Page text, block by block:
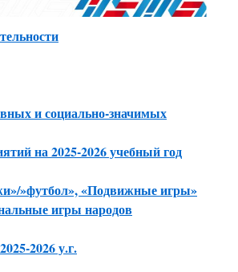
и социально-значимых
на 2025-2026 учебный год
»футбол», «Подвижные игры»
игры народов
2026 у.г.